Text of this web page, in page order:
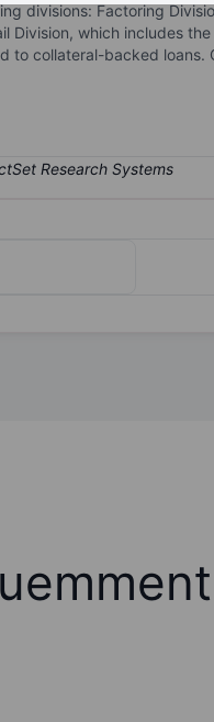
divisions: Factoring
Division, which includes
to collateral-backed